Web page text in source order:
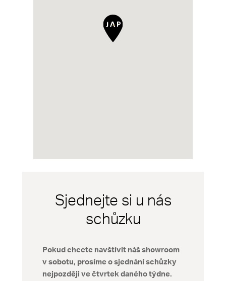
Sjednejte si u nás
schůzku
Pokud chcete navštívit náš showroom
v sobotu, prosíme o sjednání schůzky
nejpozději ve čtvrtek daného týdne.